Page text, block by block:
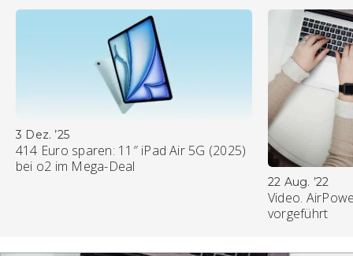
3 Dez. ’25
414 Euro sparen: 11″ iPad Air 5G (2025)
bei o2 im Mega-Deal
22 Aug. ’22
Video.
vorgeführt